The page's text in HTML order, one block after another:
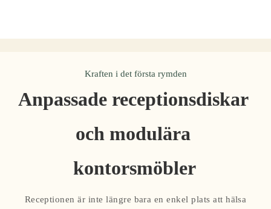
Kraften i det första rymden
Anpassade receptionsdiskar
och modulära
kontorsmöbler
Receptionen är inte längre bara en enkel plats att hälsa